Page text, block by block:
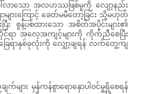
ေါ်လာသော အလဟဿဖြစ်မှုကို လျော့နည်း
ားကြောင့် ခေတ်မမီတော့ခြင်း သို့မဟုတ်
း စွန့်ပစ်ထားသော အစိတ်အပိုင်းများ၏
င်ရာ အလေ့အကျင့်များကို ကိုက်ညီစေပြီး
ရာနှစ်ခုလုံးကို လျှော့ချရန် လက်တွေ့ကျ
ျား မှန်ကန်စွာရောနှောပါဝင်မှုရှိစေရန်